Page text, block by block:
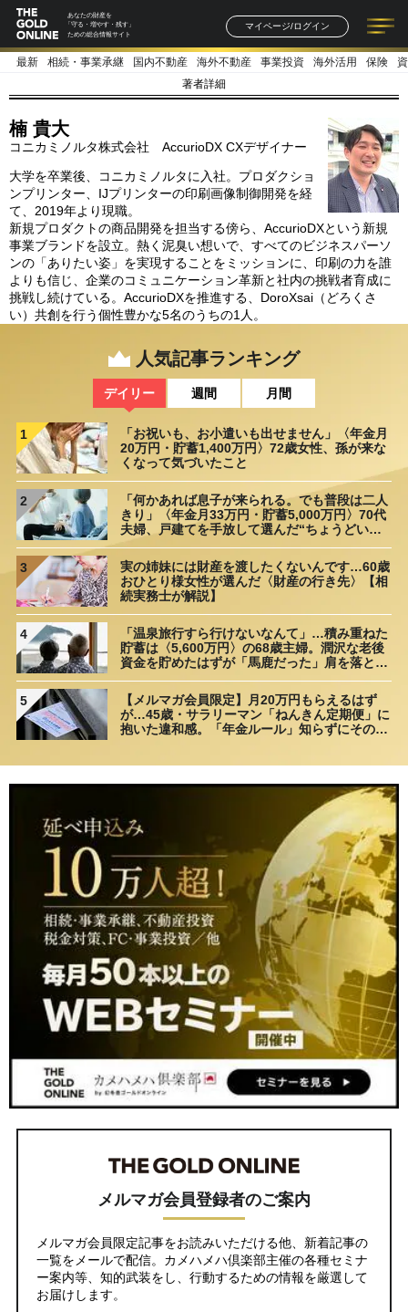
あなたの財産を
「守る・増やす・残す」
ための総合情報サイト
マイページ/ログイン
記事一覧 連載一覧
著者一覧 書籍一覧
最新 相続・事業承継 国内不動産 海外不動産 事業投資 海外活用 保険
著者詳細
楠 貴大
コニカミノルタ株式会社 AccurioDX CXデザイナー
大学を卒業後、コニカミノルタに入社。プロダクショ
ンプリンター、IJプリンターの印刷画像制御開発を経
て、2019年より現職。
新規プロダクトの商品開発を担当する傍ら、AccurioDXという新規
事業ブランドを設立。熱く泥臭い想いで、すべてのビジネスパーソ
ンの「ありたい姿」を実現することをミッションに、印刷の力を誰
よりも信じ、企業のコミュニケーション革新と社内の挑戦者育成に
挑戦し続けている。AccurioDXを推進する、DoroXsai（どろくさ
い）共創を行う個性豊かな5名のうちの1人。
人気記事ランキング
デイリー 週間 月間
1
「お祝いも、お小遣いも出せません」〈年金月
20万円・貯蓄1,400万円〉72歳女性、孫が来な
くなって気づいたこと
2
「何かあれば息子が来られる。でも普段は二人
きり」〈年金月33万円・貯蓄5,000万円〉70代
夫婦、戸建てを手放して選んだ“ちょうどいい
3
実の姉妹には財産を渡したくないんです…60歳
おひとり様女性が選んだ〈財産の行き先〉【相
続実務士が解説】
4
「温泉旅行すら行けないなんて」…積み重ねた
貯蓄は〈5,600万円〉の68歳主婦。潤沢な老後
資金を貯めたはずが「馬鹿だった」肩を落とす
5
【メルマガ会員限定】月20万円もらえるはず
が…45歳・サラリーマン「ねんきん定期便」に
抱いた違和感。「年金ルール」知らずにそのま
メルマガ会員登録者のご案内
メルマガ会員限定記事をお読みいただける他、新着記事の
一覧をメールで配信。カメハメハ倶楽部主催の各種セミナ
ー案内等、知的武装をし、行動するための情報を厳選して
お届けします。